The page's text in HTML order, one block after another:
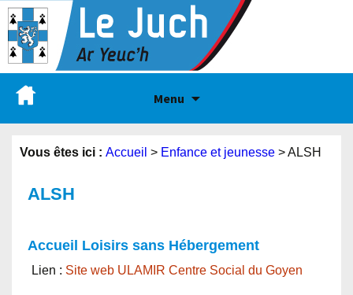
Menu
Vous êtes ici : Accueil > Enfance et jeunesse >ALSH
ALSH
Accueil Loisirs sans Hébergement
Lien : Site web ULAMIR Centre Social du Goyen